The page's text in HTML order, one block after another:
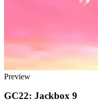
Preview
GC22: Jackbox 9